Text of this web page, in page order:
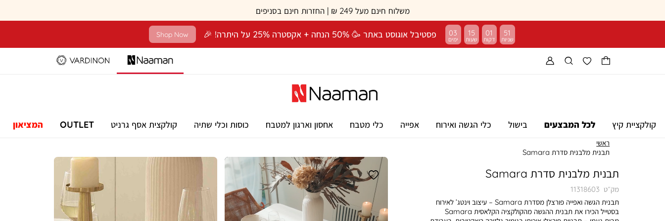
משלוח חינם מעל 249 ₪ | החזרות חינם בסניפים
פסטיבל אוגוסט באתר 🥳 50% הנחה + אקסטרה 25% על היתרה! 🎉 Shop Now 03 15 01 50
קולקציית קיץ לכל המבצעים בישול כלי הגשה ואירוח אפייה כלי מטבח אחסון וארגון למטבח כוסות וכלי שתיה קולקצית אסף גרניט OUTLET המציאון
ראשי
תבנית מלבנית סדרת Samara
תבנית מלבנית סדרת Samara
מק״ט 11318603
תבנית הגשה ואפייה פורצלן מסדרת Samara – עיצוב וינטג’ לאירוח
בסטייל הכירו את תבנית ההגשה מהקולקציה הקלאסית Samara